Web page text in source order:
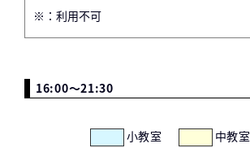
※：利用不可
16:00～21:30
小教室 中教室